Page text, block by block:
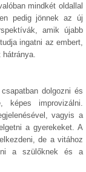
mindkét oldallal
pedig jönnek az új
amik újabb
ingatni az embert,
dolgozni és
improvizálni.
vagyis a
a gyerekeket. A
de a vitához
a szülőknek és a